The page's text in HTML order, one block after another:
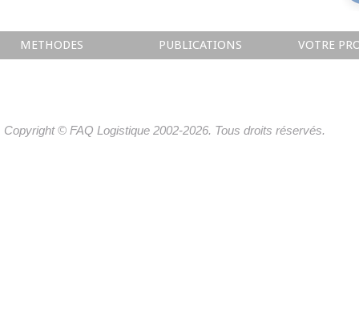
METHODES PUBLICATIONS VOTRE
Copyright © FAQ Logistique 2002-2026. Tous droits réservés.